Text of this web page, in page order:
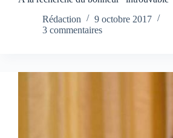
Rédaction
9 octobre 2017
3 commentaires